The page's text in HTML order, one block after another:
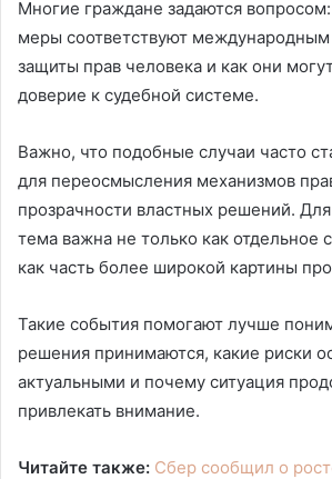
Многие граждане задаются
меры соответствуют международным
защиты прав человека и как они
доверие к судебной системе.
Важно, что подобные случаи часто
для переосмысления механизмов
прозрачности властных решений. Для
тема важна не только как отдельное
как часть более широкой картины
Такие события помогают лучше
решения принимаются, какие риски
актуальными и почему ситуация
привлекать внимание.
Читайте также: Сбер сообщил о